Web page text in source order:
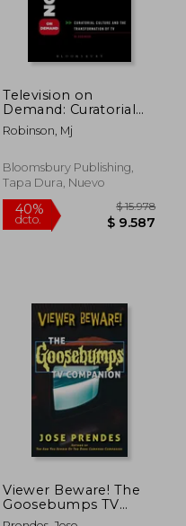
50%
dcto.
Television on
Demand: Curatorial
Culture and the
Transformation of TV
Robinson, Mj
Bloomsbury Publishing,
Tapa Dura, Nuevo
Viewer Beware! The
Goosebumps TV
Companion